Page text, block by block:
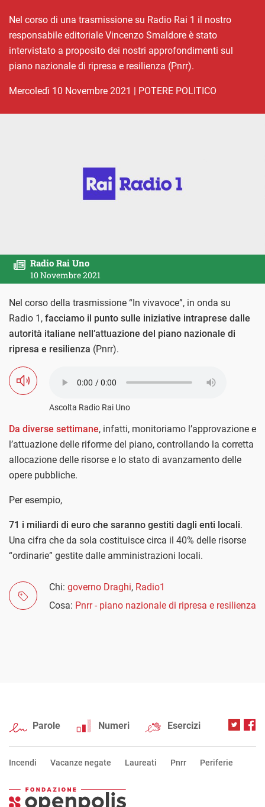
Nel corso di una trasmissione su Radio Rai 1 il nostro
responsabile editoriale Vincenzo Smaldore è stato
intervistato a proposito dei nostri approfondimenti sul
piano nazionale di ripresa e resilienza (Pnrr).
mercoledì 10 Novembre 2021 | POTERE POLITICO
Radio Rai Uno
10 Novembre 2021
Nel corso della trasmissione “In vivavoce”, in onda su
Radio 1, facciamo il punto sulle iniziative intraprese dalle
autorità italiane nell’attuazione del piano nazionale di
ripresa e resilienza (Pnrr).
Ascolta Radio Rai Uno
Da diverse settimane, infatti, monitoriamo l’approvazione e
l’attuazione delle riforme del piano, controllando la corretta
allocazione delle risorse e lo stato di avanzamento delle
opere pubbliche.
Per esempio,
71 i miliardi di euro che saranno gestiti dagli enti locali.
Una cifra che da sola costituisce circa il 40% delle risorse
“ordinarie” gestite dalle amministrazioni locali.
Chi: governo Draghi, Radio1
Cosa: Pnrr - piano nazionale di ripresa e resilienza
Parole Numeri Esercizi
Incendi Vacanze negate Laureati Pnrr Periferie